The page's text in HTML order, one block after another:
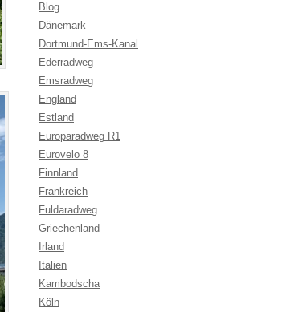
Blog
Dänemark
Dortmund-Ems-Kanal
Ederradweg
Emsradweg
England
Estland
Europaradweg R1
Eurovelo 8
Finnland
Frankreich
Fuldaradweg
Griechenland
Irland
Italien
Kambodscha
Köln